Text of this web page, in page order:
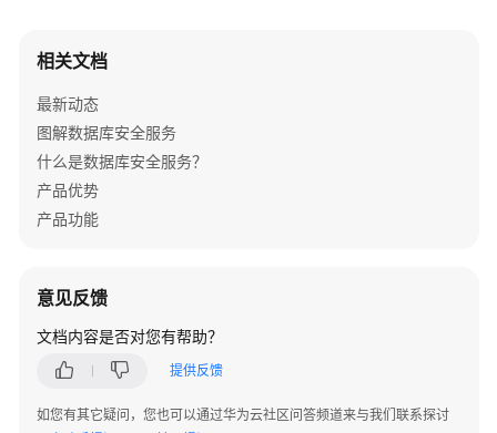
说
明
快
速
入
门
户
南
建
相关文档
最新动态
图解数据库安全服务
什么是数据库安全服务？
产品优势
产品功能
意见反馈
文档内容是否对您有帮助？
提供反馈
如您有其它疑问，您也可以通过华为云社区问答频道来与我们联系探讨